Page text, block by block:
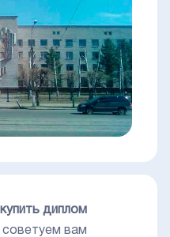
купить диплом
советуем вам